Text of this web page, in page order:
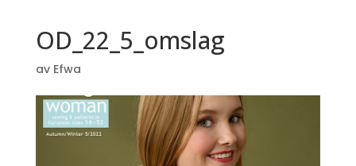
OD_22_5_omslag
av Efwa